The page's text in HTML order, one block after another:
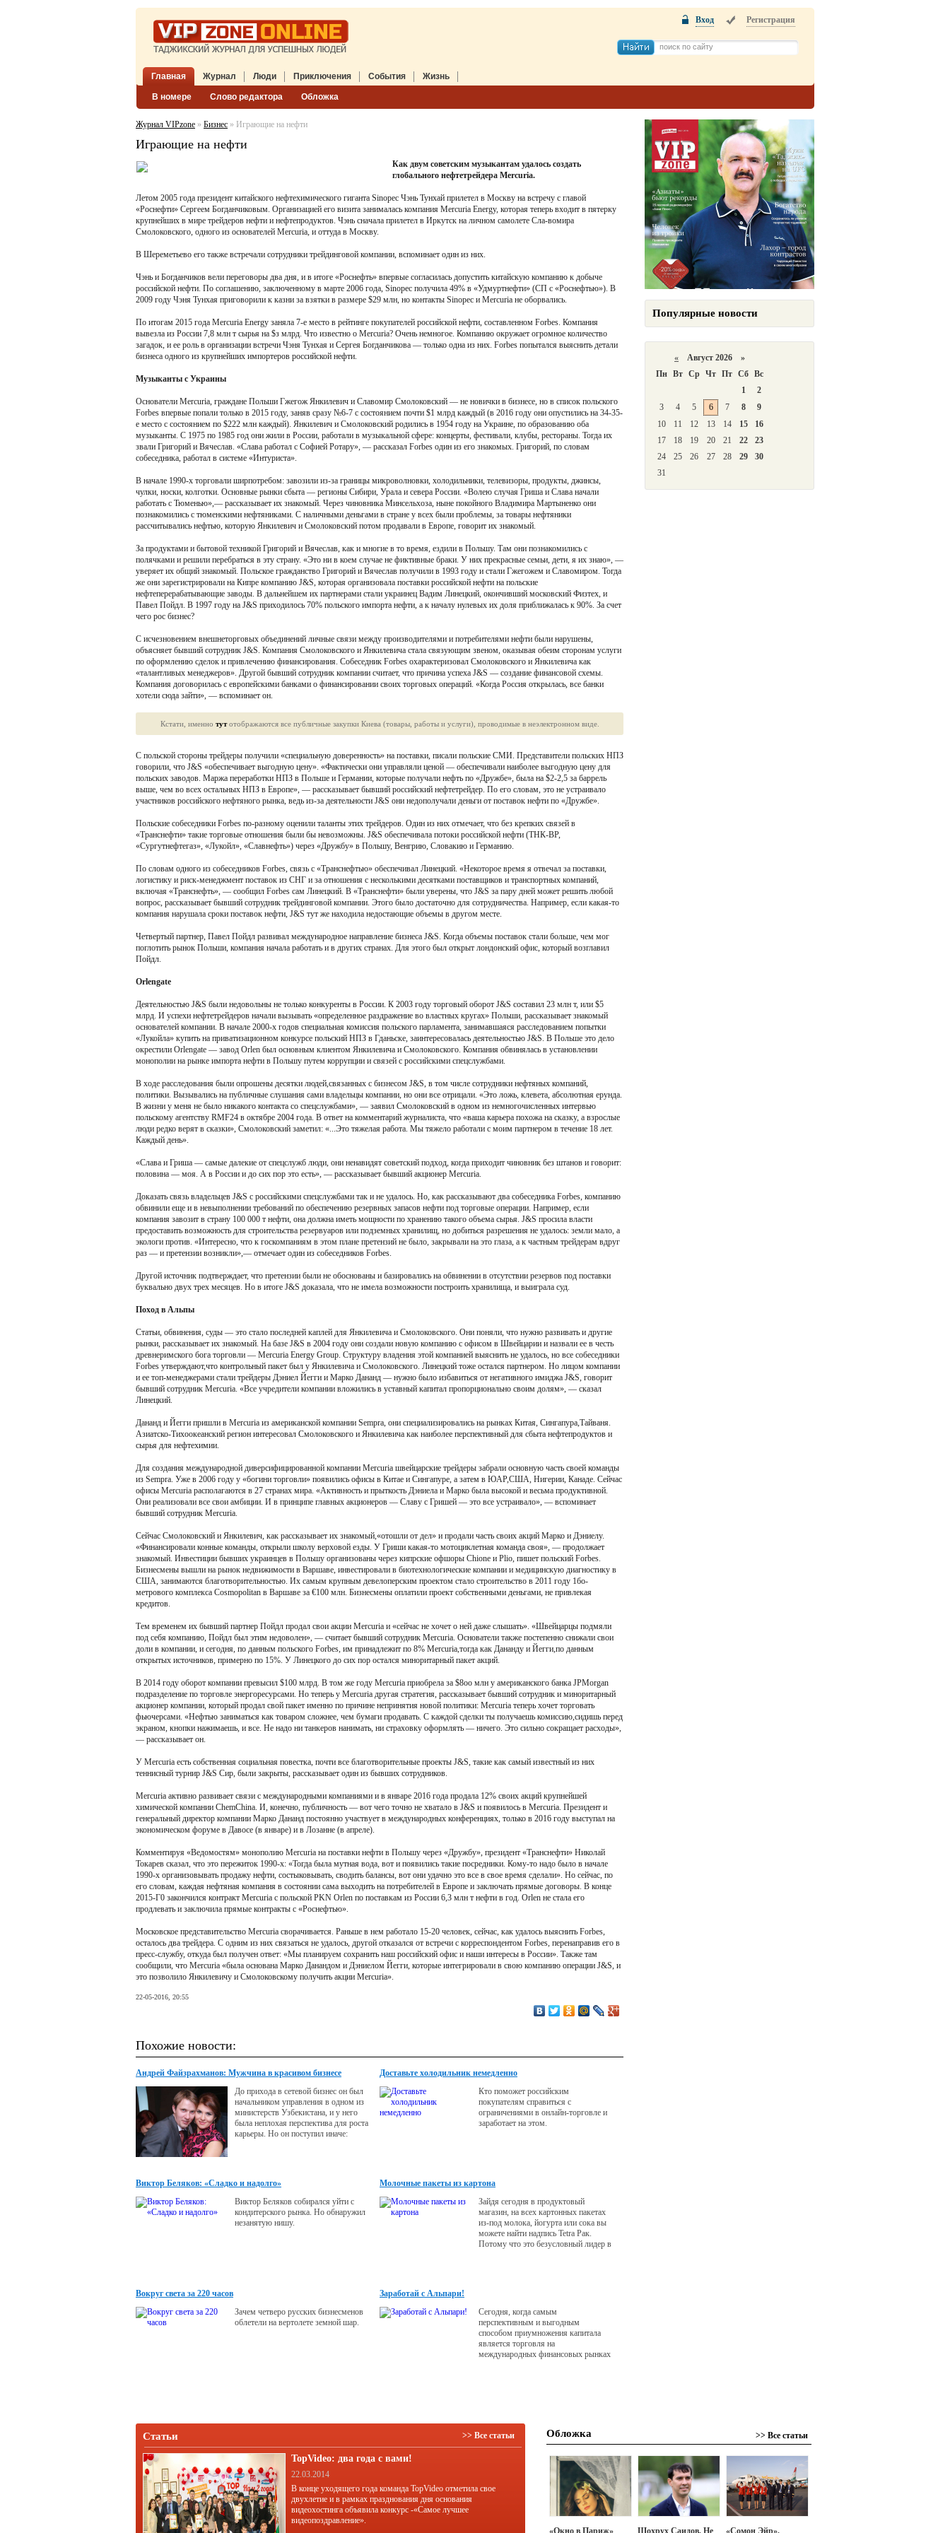
Главная Журнал
В номере Слово редактора Обложка
Люди Приключения События Жизнь
Вход Регистрация
Журнал VIPzone » Бизнес » Играющие на нефти
Играющие на нефти
Как двум советским музыкантам удалось создать
глобального нефтетрейдера Mercuria.
Летом 2005 года президент китайского нефтехимического гиганта Sinopec Чэнь Тунхай прилетел в Москву на встречу с главой
«Роснефти» Сергеем Богданчиковым. Организацией его визита занималась компания Mercuria Energy, которая теперь входит в пятерку
крупнейших в мире трейдеров нефти и нефтепродуктов. Чэнь сначала прилетел в Иркутск на личном самолете Сла-вомира
Смолоковского, одного из основателей Mercuria, и оттуда в Москву.
В Шереметьево его также встречали сотрудники трейдинговой компании, вспоминает один из них.
Чэнь и Богданчиков вели переговоры два дня, и в итоге «Роснефть» впервые согласилась допустить китайскую компанию к добыче
российской нефти. По соглашению, заключенному в марте 2006 года, Sinopec получила 49% в «Удмуртнефти» (СП с «Роснефтью»). В
2009 году Чэня Тунхая приговорили к казни за взятки в размере $29 млн, но контакты Sinopec и Mercuria не оборвались.
По итогам 2015 года Mercuria Energy заняла 7-е место в рейтинге покупателей российской нефти, составленном Forbes. Компания
вывезла из России 7,8 млн т сырья на $з млрд. Что известно о Mercuria? Очень немногое. Компанию окружает огромное количество
загадок, и ее роль в организации встречи Чэня Тунхая и Сергея Богданчикова — только одна из них. Forbes попытался выяснить детали
бизнеса одного из крупнейших импортеров российской нефти.
Музыканты с Украины
Основатели Mercuria, граждане Польши Гжегож Янкилевич и Славомир Смолоковский — не новички в бизнесе, но в список польского
Forbes впервые попали только в 2015 году, заняв сразу №6-7 с состоянием почти $1 млрд каждый (в 2016 году они опустились на 34-35-
е место с состоянием по $222 млн каждый). Янкилевич и Смолоковский родились в 1954 году на Украине, по образованию оба
музыканты. С 1975 по 1985 год они жили в России, работали в музыкальной сфере: концерты, фестивали, клубы, рестораны. Тогда их
звали Григорий и Вячеслав. «Слава работал с Софией Ротару», — рассказал Forbes один из его знакомых. Григорий, по словам
собеседника, работал в системе «Интуриста».
В начале 1990-х торговали ширпотребом: завозили из-за границы микроволновки, холодильники, телевизоры, продукты, джинсы,
чулки, носки, колготки. Основные рынки сбыта — регионы Сибири, Урала и севера России. «Волею случая Гриша и Слава начали
работать с Тюменью»,— рассказывает их знакомый. Через чиновника Минсельхоза, ныне покойного Владимира Мартыненко они
познакомились с тюменскими нефтяниками. С наличными деньгами в стране у всех были проблемы, за товары нефтяники
рассчитывались нефтью, которую Янкилевич и Смолоковский потом продавали в Европе, говорит их знакомый.
За продуктами и бытовой техникой Григорий и Вячеслав, как и многие в то время, ездили в Польшу. Там они познакомились с
полячками и решили перебраться в эту страну. «Это ни в коем случае не фиктивные браки. У них прекрасные семьи, дети, я их знаю», —
уверяет их общий знакомый. Польское гражданство Григорий и Вячеслав получили в 1993 году и стали Гжегожем и Славомиром. Тогда
же они зарегистрировали на Кипре компанию J&S, которая организовала поставки российской нефти на польские
нефтеперерабатывающие заводы. В дальнейшем их партнерами стали украинец Вадим Линецкий, окончивший московский Физтех, и
Павел Пойдл. В 1997 году на J&S приходилось 70% польского импорта нефти, а к началу нулевых их доля приближалась к 90%. За счет
чего рос бизнес?
С исчезновением внешнеторговых объединений личные связи между производителями и потребителями нефти были нарушены,
объясняет бывший сотрудник J&S. Компания Смолоковского и Янкилевича стала связующим звеном, оказывая обеим сторонам услуги
по оформлению сделок и привлечению финансирования. Собеседник Forbes охарактеризовал Смолоковского и Янкилевича как
«талантливых менеджеров». Другой бывший сотрудник компании считает, что причина успеха J&S — создание финансовой схемы.
Компания договорилась с европейскими банками о финансировании своих торговых операций. «Когда Россия открылась, все банки
хотели сюда зайти», — вспоминает он.
Кстати, именно тутотображаются все публичные закупки Киева (товары, работы и услуги), проводимые в неэлектронном виде.
С польской стороны трейдеры получили «специальную доверенность» на поставки, писали польские СМИ. Представители польских НПЗ
говорили, что J&S «обеспечивает выгодную цену». «Фактически они управляли ценой — обеспечивали наиболее выгодную цену для
польских заводов. Маржа переработки НПЗ в Польше и Германии, которые получали нефть по «Дружбе», была на $2-2,5 за баррель
выше, чем во всех остальных НПЗ в Европе», — рассказывает бывший российский нефтетрейдер. По его словам, это не устраивало
участников российского нефтяного рынка, ведь из-за деятельности J&S они недополучали деньги от поставок нефти по «Дружбе».
Польские собеседники Forbes по-разному оценили таланты этих трейдеров. Один из них отмечает, что без крепких связей в
«Транснефти» такие торговые отношения были бы невозможны. J&S обеспечивала потоки российской нефти (ТНК-ВР,
«Сургутнефтегаз», «Лукойл», «Славнефть») через «Дружбу» в Польшу, Венгрию, Словакию и Германию.
По словам одного из собеседников Forbes, связь с «Транснефтью» обеспечивал Линецкий. «Некоторое время я отвечал за поставки,
логистику и риск-менеджмент поставок из СНГ и за отношения с несколькими десятками поставщиков и транспортных компаний,
включая «Транснефть», — сообщил Forbes сам Линецкий. В «Транснефти» были уверены, что J&S за пару дней может решить любой
вопрос, рассказывает бывший сотрудник трейдинговой компании. Этого было достаточно для сотрудничества. Например, если какая-то
компания нарушала сроки поставок нефти, J&S тут же находила недостающие объемы в другом месте.
Четвертый партнер, Павел Пойдл развивал международное направление бизнеса J&S. Когда объемы поставок стали больше, чем мог
поглотить рынок Польши, компания начала работать и в других странах. Для этого был открыт лондонский офис, который возглавил
Пойдл.
Orlengate
Деятельностью J&S были недовольны не только конкуренты в России. К 2003 году торговый оборот J&S составил 23 млн т, или $5
млрд. И успехи нефтетрейдеров начали вызывать «определенное раздражение во властных кругах» Польши, рассказывает знакомый
основателей компании. В начале 2000-х годов специальная комиссия польского парламента, занимавшаяся расследованием попытки
«Лукойла» купить на приватизационном конкурсе польский НПЗ в Гданьске, заинтересовалась деятельностью J&S. В Польше это дело
окрестили Orlengate — завод Orlen был основным клиентом Янкилевича и Смолоковского. Компания обвинялась в установлении
монополии на рынке импорта нефти в Польшу путем коррупции и связей с российскими спецслужбами.
В ходе расследования были опрошены десятки людей,связанных с бизнесом J&S, в том числе сотрудники нефтяных компаний,
политики. Вызывались на публичные слушания сами владельцы компании, но они все отрицали. «Это ложь, клевета, абсолютная ерунда.
В жизни у меня не было никакого контакта со спецслужбами», — заявил Смолоковский в одном из немногочисленных интервью
польскому агентству RMF24 в октябре 2004 года. В ответ на комментарий журналиста, что «ваша карьера похожа на сказку, а взрослые
люди редко верят в сказки», Смолоковский заметил: «...Это тяжелая работа. Мы тяжело работали с моим партнером в течение 18 лет.
Каждый день».
«Слава и Гриша — самые далекие от спецслужб люди, они ненавидят советский подход, когда приходит чиновник без штанов и говорит:
половина — моя. А в России и до сих пор это есть», — рассказывает бывший акционер Mercuria.
Доказать связь владельцев J&S с российскими спецслужбами так и не удалось. Но, как рассказывают два собеседника Forbes, компанию
обвинили еще и в невыполнении требований по обеспечению резервных запасов нефти под торговые операции. Например, если
компания завозит в страну 100 000 т нефти, она должна иметь мощности по хранению такого объема сырья. J&S просила власти
предоставить возможность для строительства резервуаров или подземных хранилищ, но добиться разрешения не удалось: земли мало, а
экологи против. «Интересно, что к госкомпаниям в этом плане претензий не было, закрывали на это глаза, а к частным трейдерам вдруг
раз — и претензии возникли»,— отмечает один из собеседников Forbes.
Другой источник подтверждает, что претензии были не обоснованы и базировались на обвинении в отсутствии резервов под поставки
буквально двух трех месяцев. Но в итоге J&S доказала, что не имела возможности построить хранилища, и выиграла суд.
Поход в Альпы
Статьи, обвинения, суды — это стало последней каплей для Янкилевича и Смолоковского. Они поняли, что нужно развивать и другие
рынки, рассказывает их знакомый. На базе J&S в 2004 году они создали новую компанию с офисом в Швейцарии и назвали ее в честь
древнеримского бога торговли — Mercuria Energy Group. Структуру владения этой компанией выяснить не удалось, но все собеседники
Forbes утверждают,что контрольный пакет был у Янкилевича и Смолоковского. Линецкий тоже остался партнером. Но лицом компании
и ее топ-менеджерами стали трейдеры Дэниел Йегги и Марко Дананд — нужно было избавиться от негативного имиджа J&S, говорит
бывший сотрудник Mercuria. «Все учредители компании вложились в уставный капитал пропорционально своим долям», — сказал
Линецкий.
Дананд и Йегги пришли в Mercuria из американской компании Sempra, они специализировались на рынках Китая, Сингапура,Тайваня.
Азиатско-Тихоокеанский регион интересовал Смолоковского и Янкилевича как наиболее перспективный для сбыта нефтепродуктов и
сырья для нефтехимии.
Для создания международной диверсифицированной компании Mercuria швейцарские трейдеры забрали основную часть своей команды
из Sempra. Уже в 2006 году у «богини торговли» появились офисы в Китае и Сингапуре, а затем в ЮАР,США, Нигерии, Канаде. Сейчас
офисы Mercuria располагаются в 27 странах мира. «Активность и прыткость Дэниела и Марко была высокой и весьма продуктивной.
Они реализовали все свои амбиции. И в принципе главных акционеров — Славу с Гришей — это все устраивало», — вспоминает
бывший сотрудник Mercuria.
Сейчас Смолоковский и Янкилевич, как рассказывает их знакомый,«отошли от дел» и продали часть своих акций Марко и Дэниелу.
«Финансировали конные команды, открыли школу верховой езды. У Гриши какая-то мотоциклетная команда своя», — продолжает
знакомый. Инвестиции бывших украинцев в Польшу организованы через кипрские офшоры Chione и Plio, пишет польский Forbes.
Бизнесмены вышли на рынок недвижимости в Варшаве, инвестировали в биотехнологические компании и медицинскую диагностику в
США, занимаются благотворительностью. Их самым крупным девелоперским проектом стало строительство в 2011 году 1бо-
метрового комплекса Cosmopolitan в Варшаве за €100 млн. Бизнесмены оплатили проект собственными деньгами, не привлекая
кредитов.
Тем временем их бывший партнер Пойдл продал свои акции Mercuria и «сейчас не хочет о ней даже слышать». «Швейцарцы подмяли
под себя компанию, Пойдл был этим недоволен», — считает бывший сотрудник Mercuria. Основатели также постепенно снижали свои
доли в компании, и сегодня, по данным польского Forbes, им принадлежит по 8% Mercuria,тогда как Дананду и Йегги,по данным
открытых источников, примерно по 15%. У Линецкого до сих пор остался миноритарный пакет акций.
В 2014 году оборот компании превысил $100 млрд. В том же году Mercuria приобрела за $8оо млн у американского банка JPMorgan
подразделение по торговле энергоресурсами. Но теперь у Mercuria другая стратегия, рассказывает бывший сотрудник и миноритарный
акционер компании, который продал свой пакет именно по причине непринятия новой политики: Mercuria теперь хочет торговать
фьючерсами. «Нефтью заниматься как товаром сложнее, чем бумаги продавать. С каждой сделки ты получаешь комиссию,сидишь перед
экраном, кнопки нажимаешь, и все. Не надо ни танкеров нанимать, ни страховку оформлять — ничего. Это сильно сокращает расходы»,
— рассказывает он.
У Mercuria есть собственная социальная повестка, почти все благотворительные проекты J&S, такие как самый известный из них
теннисный турнир J&S Сир, были закрыты, рассказывает один из бывших сотрудников.
Mercuria активно развивает связи с международными компаниями и в январе 2016 года продала 12% своих акций крупнейшей
химической компании ChemChina. И, конечно, публичность — вот чего точно не хватало в J&S и появилось в Mercuria. Президент и
генеральный директор компании Марко Дананд постоянно участвует в международных конференциях, только в 2016 году выступал на
экономическом форуме в Давосе (в январе) и в Лозанне (в апреле).
Комментируя «Ведомостям» монополию Mercuria на поставки нефти в Польшу через «Дружбу», президент «Транснефти» Николай
Токарев сказал, что это пережиток 1990-х: «Тогда была мутная вода, вот и появились такие посредники. Кому-то надо было в начале
1990-х организовывать продажу нефти, состыковывать, сводить балансы, вот они удачно это все в свое время сделали». Но сейчас, по
его словам, каждая нефтяная компания в состоянии сама выходить на потребителей в Европе и заключать прямые договоры. В конце
2015-Г0 закончился контракт Mercuria с польской PKN Orlen по поставкам из России 6,3 млн т нефти в год. Orlen не стала его
продлевать и заключила прямые контракты с «Роснефтью».
Московское представительство Mercuria сворачивается. Раньше в нем работало 15-20 человек, сейчас, как удалось выяснить Forbes,
осталось два трейдера. С одним из них связаться не удалось, другой отказался от встречи с корреспондентом Forbes, перенаправив его в
пресс-службу, откуда был получен ответ: «Мы планируем сохранить наш российский офис и наши интересы в России». Также там
сообщили, что Mercuria «была основана Марко Данандом и Дэниелом Йегги, которые интегрировали в свою компанию операции J&S, и
это позволило Янкилевичу и Смолоковскому получить акции Mercuria».
22-05-2016, 20:55
Похожие новости:
Андрей Файзрахманов: Мужчина в красивом бизнесе
До прихода в сетевой бизнес он был
начальником управления в одном из
министерств Узбекистана, и у него
была неплохая перспектива для роста
карьеры. Но он поступил иначе:
Доставьте холодильник немедленно
Кто поможет российским
покупателям справиться с
ограничениями в онлайн-торговле и
заработает на этом.
Виктор Беляков: «Сладко и надолго»
Виктор Беляков собирался уйти с
кондитерского рынка. Но обнаружил
незанятую нишу.
Молочные пакеты из картона
Зайдя сегодня в продуктовый
магазин, на всех картонных пакетах
из-под молока, йогурта или сока вы
можете найти надпись Tetra Рак.
Потому что это безусловный лидер в
Вокруг света за 220 часов
Зачем четверо русских бизнесменов
облетели на вертолете земной шар.
Заработай с Альпари!
Сегодня, когда самым
перспективным и выгодным
способом приумножения капитала
является торговля на
международных финансовых рынках
Популярные новости
« Август 2026 »
Пн Вт Ср Чт Пт Сб Вс
1
2
3
4 5 6 7 8
9
10
11 12 13 14 15
16
17
18 19 20 21 22
23
24
25 26 27 28 29
30
31
Статьи >> Все статьи
TopVideo: два года с вами!
22.03.2014
В конце уходящего года команда TopVideo отметила свое
двухлетие и в рамках празднования дня основания
видеохостинга объявила конкурс -«Самое лучшее
видеопоздравление».
Обложка >> Все статьи
«Окно в Париж» Шохрух Саидов. Не «Сомон Эйр».